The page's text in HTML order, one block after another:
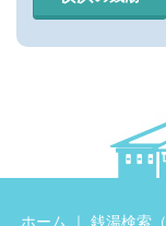
ホーム ｜ 銭湯検索（